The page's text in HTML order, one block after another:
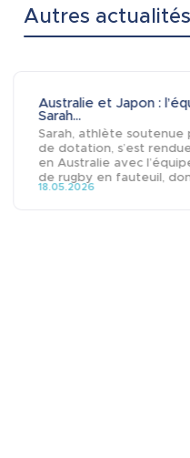
Autres actualités
Australie et Japon :
Sarah...
Sarah, athlète soutenue
de dotation, s’est
en Australie avec
de rugby en fauteuil,
18.05.2026